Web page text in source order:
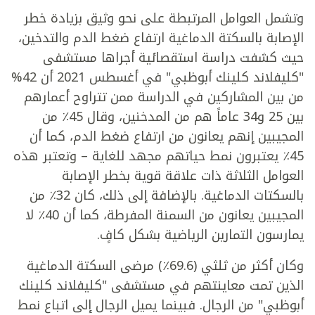
وتشمل العوامل المرتبطة على نحو وثيق بزيادة خطر
الإصابة بالسكتة الدماغية ارتفاع ضغط الدم والتدخين،
حيث كشفت دراسة استقصائية أجراها مستشفى
"كليفلاند كلينك أبوظبي" في أغسطس 2021 أن 42%
من بين المشاركين في الدراسة ممن تتراوح أعمارهم
بين 25 و34 عاماً هم من المدخنين، وقال 45٪ من
المجيبين إنهم يعانون من ارتفاع ضغط الدم، كما أن
45٪ يعتبرون نمط حياتهم مجهد للغاية – وتعتبر هذه
العوامل الثلاثة ذات علاقة قوية بخطر الإصابة
بالسكتات الدماغية. بالإضافة إلى ذلك، كان 32٪ من
المجيبين يعانون من السمنة المفرطة، كما أن 40٪ لا
يمارسون التمارين الرياضية بشكل كافٍ.
وكان أكثر من ثلثي (69.6٪) مرضى السكتة الدماغية
الذين تمت معاينتهم في مستشفى "كليفلاند كلينك
أبوظبي" من الرجال. فبينما يميل الرجال إلى اتباع نمط